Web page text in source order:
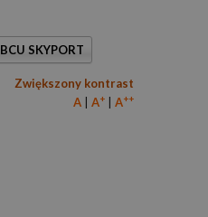
BCU SKYPORT
Zwiększony kontrast
A
A+ A++